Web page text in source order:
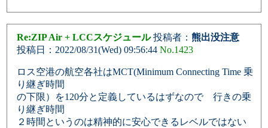
Re:ZIP Air + LCCスケジュール投稿者： 熊出没注意
投稿日：2022/08/31(Wed) 09:56:44 No.1423
ロス空港の航空各社はMCT(Minimum Connecting Time 乗
り継ぎ時間
の下限）を120分と定義しているはずなので 行きの乗
り継ぎ時間
２時間というのは精神的に安心できるレベルではない